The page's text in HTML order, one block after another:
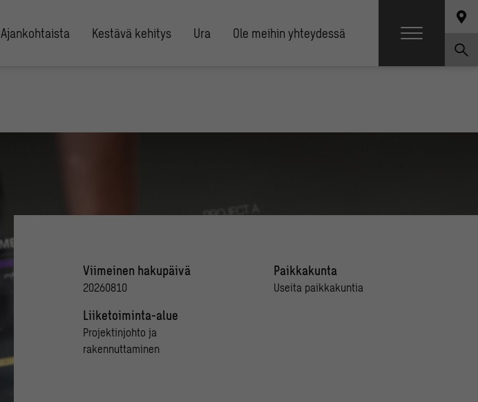
Ajankohtaista Kestävä kehitys Ura Ole meihin yhteydessä
Viimeinen hakupäivä
20260810
Liiketoiminta-alue
Projektinjohto ja
rakennuttaminen
Paikkakunta
Useita paikkakuntia